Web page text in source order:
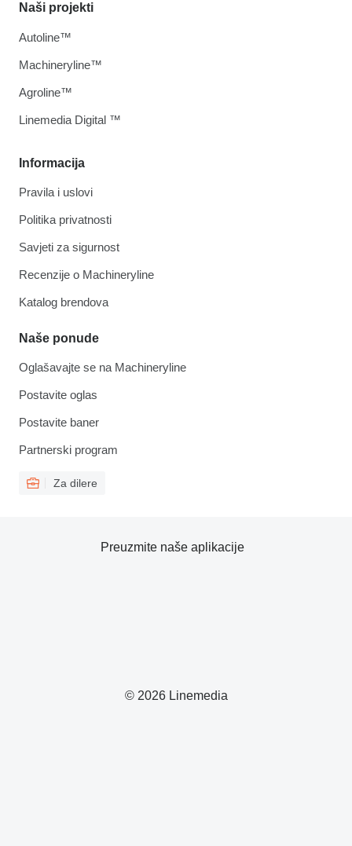
Informacija
Pravila i uslovi
Politika privatnosti
Savjeti za sigurnost
Recenzije o Machineryline
Katalog brendova
Naše ponude
Oglašavajte se na Machineryline
Postavite oglas
Postavite baner
Partnerski program
Za dilere
Naši projekti
Autoline™
Machineryline™
Agroline™
Linemedia Digital ™
© 2026 Linemedia
Preuzmite naše aplikacije